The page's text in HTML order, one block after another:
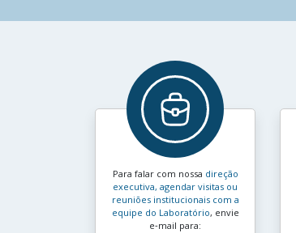
Para falar com nossa direção
executiva, agendar visitas ou
reuniões institucionais com a
equipe do Laboratório, envie
e‑mail para: